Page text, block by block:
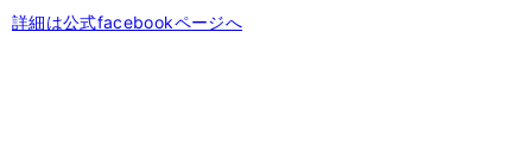
詳細は公式facebookページへ